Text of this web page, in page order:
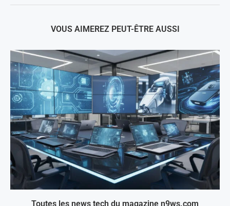
VOUS AIMEREZ PEUT-ÊTRE AUSSI
Toutes les news tech du magazine n9ws.com